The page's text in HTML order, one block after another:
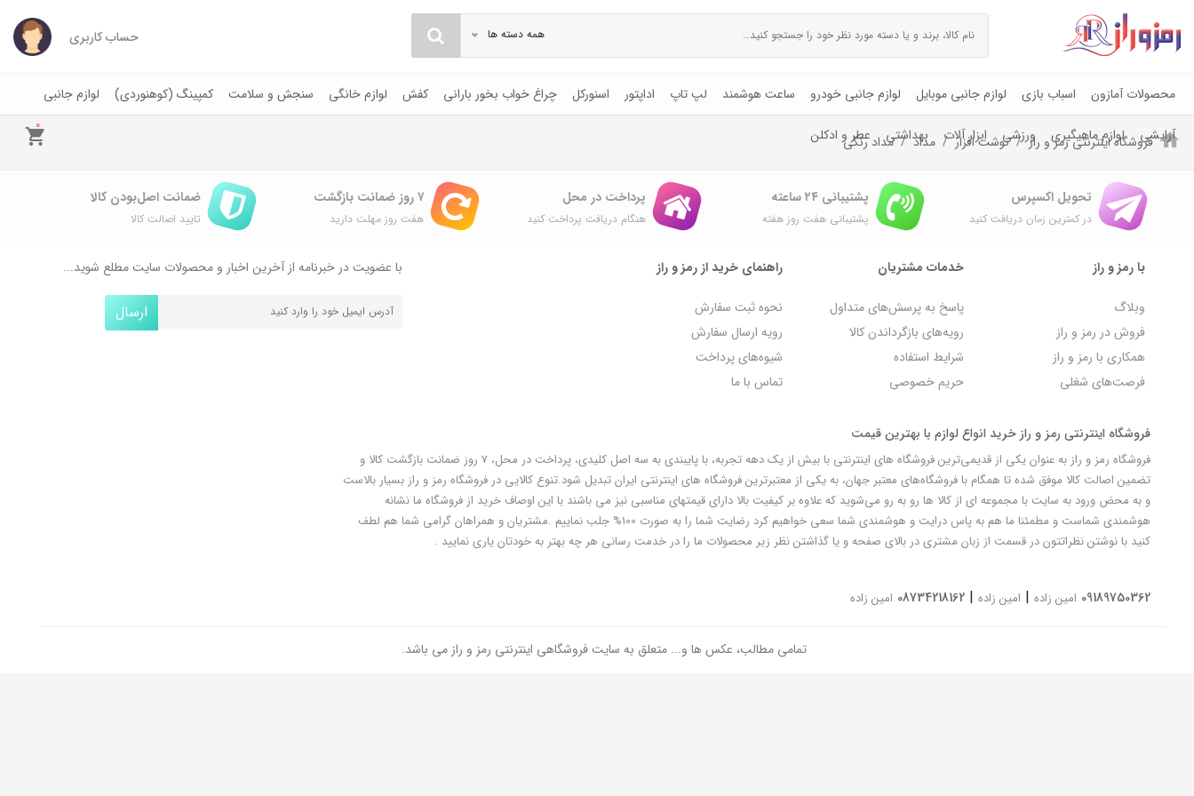
همه دسته ها حساب کاربری
محصولات آمازون اسباب بازی لوازم جانبی موبایل لوازم جانبی خودرو ساعت هوشمند لپ تاپ اداپتور اسنورکل چراغ خواب بخور بارانی کفش لوازم خانگی سنجش و سلامت کمپینگ (کوهنوردی) لوازم جانبی
آرایشی لوازم ماهیگیری ورزشی ابزار آلات بهداشتی عطر و ادکلن
0
فروشگاه اینترنتی رمز و راز نوشت افزار مداد مداد رنگی
تحویل اکسپرس
در کمترین زمان دریافت کنید
پشتیبانی ۲۴ ساعته
پشتیبانی هفت روز هفته
پرداخت در محل
هنگام دریافت پرداخت کنید
۷ روز ضمانت بازگشت
هفت روز مهلت دارید
ضمانت اصل‌بودن کالا
تایید اصالت کالا
با رمز و راز
وبلاگ
فروش در رمز و راز
همکاری با رمز و راز
فرصت‌های شغلی
خدمات مشتریان
پاسخ به پرسش‌های متداول
رویه‌های بازگرداندن کالا
شرایط استفاده
حریم خصوصی
راهنمای خرید از رمز و راز
نحوه ثبت سفارش
رویه ارسال سفارش
شیوه‌های پرداخت
تماس با ما
با عضویت در خبرنامه از آخرین اخبار و محصولات سایت مطلع شوید...
ارسال
فروشگاه اینترنتی رمز و راز خرید انواع لوازم با بهترین قیمت
فروشگاه رمز و راز به عنوان یکی از قدیمی‌ترین فروشگاه های اینترنتی با بیش از یک دهه تجربه، با پایبندی به سه اصل کلیدی، پرداخت در محل، 7 روز ضمانت بازگشت کالا و
تضمین اصالت کالا موفق شده تا همگام با فروشگاه‌های معتبر جهان، به یکی از معتبرترین فروشگاه های اینترنتی ایران تبدیل شود.تنوع کالایی در فروشگاه رمز و راز بسیار بالاست
و به محض ورود به سایت با مجموعه ای از کالا ها رو به رو می‌شوید که علاوه بر کیفیت بالا دارای قیمتهای مناسبی نیز می باشند با این اوصاف خرید از فروشگاه ما نشانه
هوشمندی شماست و مطمئنا ما هم به پاس درایت و هوشمندی شما سعی خواهیم کرد رضایت شما را به صورت 100% جلب نماییم .مشتریان و همراهان گرامی شما هم لطف
کنید با نوشتن نظراتتون در قسمت از زبان مشتری در بالای صفحه و یا گذاشتن نظر زیر محصولات ما را در خدمت رسانی هر چه بهتر به خودتان یاری نمایید .
09189750362 امین زاده | امین زاده |
08734218162 امین زاده
تمامی مطالب، عکس ها و... متعلق به سایت فروشگاهی اینترنتی رمز و راز می باشد.